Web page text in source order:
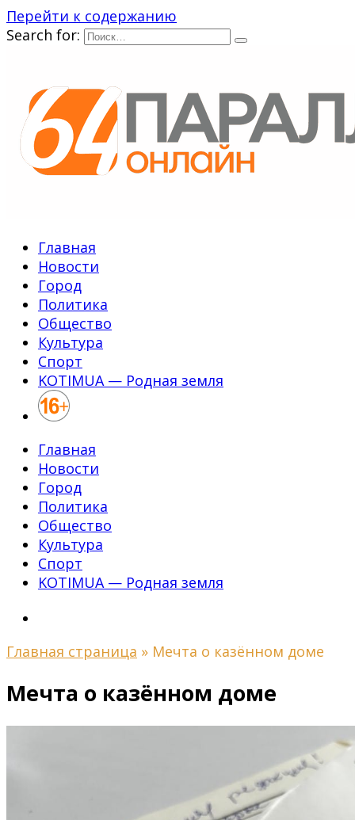
Перейти к содержанию
Search for:
Главная
Новости
Город
Политика
Общество
Культура
Спорт
KOTIMUA — Родная земля
Главная
Новости
Город
Политика
Общество
Культура
Спорт
KOTIMUA — Родная земля
Главная страница » Мечта о казённом доме
Мечта о казённом доме